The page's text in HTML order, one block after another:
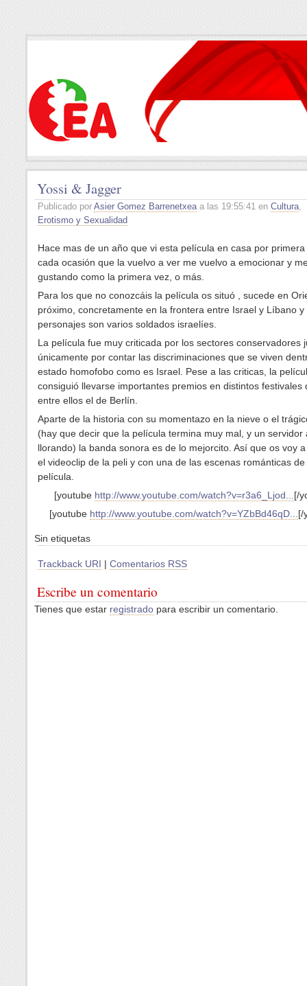
Yossi & Jagger
Publicado por Asier Gomez Barrenetxeaa las 19:55:41 en Cultura,
Erotismo y Sexualidad
Hace mas de un año que vi esta película en casa por
cada ocasión que la vuelvo a ver me vuelvo a emocionar y
gustando como la primera vez, o más.
Para los que no conozcáis la película os situó , sucede en
próximo, concretamente en la frontera entre Israel y Líbano y
personajes son varios soldados israelíes.
La película fue muy criticada por los sectores conservadores
únicamente por contar las discriminaciones que se viven
estado homofobo como es Israel. Pese a las criticas, la
consiguió llevarse importantes premios en distintos festivales
entre ellos el de Berlín.
Aparte de la historia con su momentazo en la nieve o el
(hay que decir que la película termina muy mal, y un servidor
llorando) la banda sonora es de lo mejorcito. Así que os voy
el videoclip de la peli y con una de las escenas románticas de
película.
[youtube http://www.youtube.com/watch?v=r3a6_Ljod...[/
[youtube http://www.youtube.com/watch?v=YZbBd46qD...[/
Sin etiquetas
Trackback URI | Comentarios RSS
Escribe un comentario
Tienes que estar registrado para escribir un comentario.